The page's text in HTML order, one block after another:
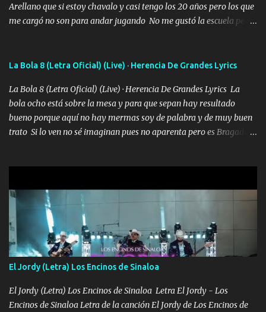
Arellano que si estoy chavalo y casi tengo los 20 años pero los que
me cargó no son para andar jugando No me gustó la escuela pero
firme el legado que si como me llamó varios ya se han preguntado
fajado y mi R terciado me van a ver allá por TJ para un licenciado
mando un abrazo andamos al cien Choritas también Música
Ando en la colonia bien acelerado traigo un M2 que nunca me ha
fallado para mi compadre mandó un fuerte abrazo también al
lo que hablo Entre lob...
La Bola 8 (Letra Oficial) (Live) · Herencia De Grandes Lyrics
La Bola 8 (Letra Oficial) (Live) · Herencia De Grandes Lyrics La
bola ocho está sobre la mesa y para que sepan hay resultado
bueno porque aquí no hay mermas soy de palabra y de muy buen
trato Si lo ven no sé imaginan pues no aparenta pero es Bragado a
ver solo más no ando solo ai ta el aparato con cargador extendido
para lucirlo yo aquí lo calmo Y mis collares me dan protección me
cuidan los santos y mi Dios cada día con mas ganas le doy todo
por un futuro mejor Música Empecé desde los trece y hasta la
fecha aún sigo vigente no soy manchado soy bueno pero si me
alteró de repente Mi carnal Abel aun lado ni uno con el otro no se
ha rajado pal Chinchillas un saludo y para un amigo que está en
Peñasco Me fajó una Glock al cinto y de Louis Vuitton son mis
zapatos mi es...
El Jordy (Letra) Los Encinos de Sinaloa
El Jordy (Letra) Los Encinos de Sinaloa Letra El Jordy - Los
Encinos de Sinaloa Letra de la canción El Jordy de Los Encinos de